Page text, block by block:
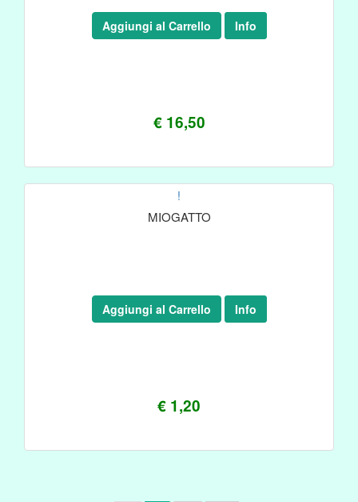
€ 16,50
Aggiungi al Carrello Info
!
MIOGATTO
€ 1,20
Aggiungi al Carrello Info